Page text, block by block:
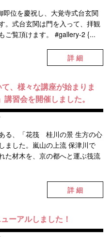
位を慶祝し、大覚寺式台玄関
。式台玄関は門を入って、拝観
ご覧頂けます。 #gallery-2 {...
詳 細
、様々な講座が始まりま
習会を開催しました。
る、「花筏 桂川の景 生方の心
ました。嵐山の上流 保津川で
た材木を、京の都へと運ぶ筏流
詳 細
ーアルしました！